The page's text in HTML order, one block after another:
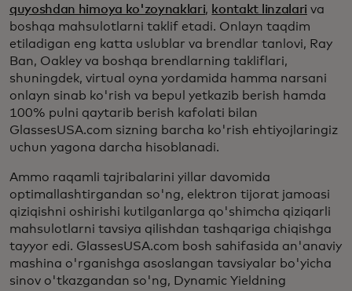
quyoshdan himoya ko'zoynaklari, kontakt linzalari va
boshqa mahsulotlarni taklif etadi. Onlayn taqdim
etiladigan eng katta uslublar va brendlar tanlovi, Ray
Ban, Oakley va boshqa brendlarning takliflari,
shuningdek, virtual oyna yordamida hamma narsani
onlayn sinab ko'rish va bepul yetkazib berish hamda
100% pulni qaytarib berish kafolati bilan
GlassesUSA.com sizning barcha ko'rish ehtiyojlaringiz
uchun yagona darcha hisoblanadi.
Ammo raqamli tajribalarini yillar davomida
optimallashtirgandan so'ng, elektron tijorat jamoasi
qiziqishni oshirishi kutilganlarga qo'shimcha qiziqarli
mahsulotlarni tavsiya qilishdan tashqariga chiqishga
tayyor edi. GlassesUSA.com bosh sahifasida an'anaviy
mashina o'rganishga asoslangan tavsiyalar bo'yicha
sinov o'tkazgandan so'ng, Dynamic Yieldning